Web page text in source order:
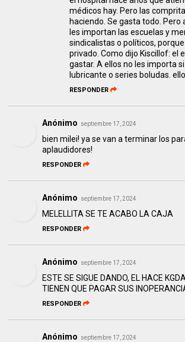
médicos hay. Pero las
haciendo. Se gasta todo. Pero
les importan las escuelas y
sindicalistas o políticos,
privado. Como dijo Kiscillof: el
gastar. A ellos no les importa
lubricante o series boludas.
RESPONDER
Anónimo septiembre 17, 2024
bien milei! ya se van a terminar los
aplaudidores!
RESPONDER
Anónimo septiembre 17, 2024
MELELLITA SE TE ACABO LA CAJA
RESPONDER
Anónimo septiembre 17, 2024
ESTE SE SIGUE DANDO, EL HACE
TIENEN QUE PAGAR SUS
RESPONDER
Anónimo septiembre 17, 2024